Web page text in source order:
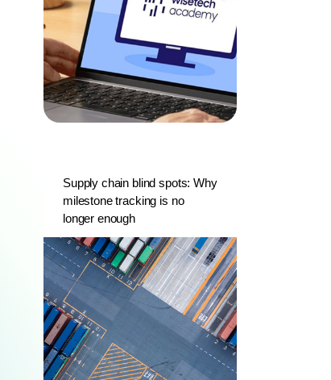
Supply chain blind spots: Why
milestone tracking is no
longer enough